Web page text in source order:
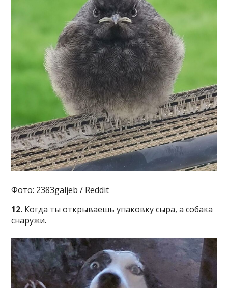
Фото: 2383galjeb / Reddit
12. Когда ты открываешь упаковку сыра, а собака
снаружи.